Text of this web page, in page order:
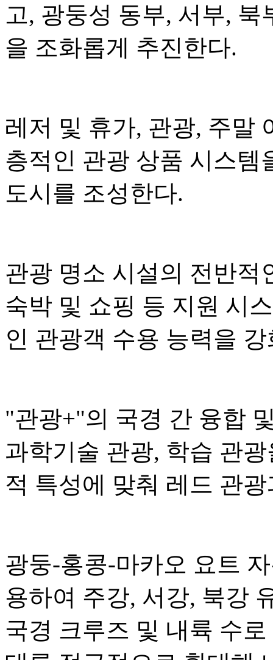
고, 광둥성 동부, 서부,
을 조화롭게 추진한다.
레저 및 휴가, 관광, 주말
층적인 관광 상품 시스템
도시를 조성한다.
관광 명소 시설의 전반적
숙박 및 쇼핑 등 지원 시
인 관광객 수용 능력을
"관광+"의 국경 간 융합
과학기술 관광, 학습 관
적 특성에 맞춰 레드 관
광둥-홍콩-마카오 요트
용하여 주강, 서강, 북강
국경 크루즈 및 내륙 수